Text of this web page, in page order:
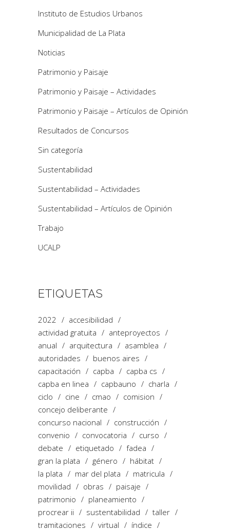
Instituto de Estudios Urbanos
Municipalidad de La Plata
Noticias
Patrimonio y Paisaje
Patrimonio y Paisaje – Actividades
Patrimonio y Paisaje – Artículos de Opinión
Resultados de Concursos
Sin categoría
Sustentabilidad
Sustentabilidad – Actividades
Sustentabilidad – Artículos de Opinión
Trabajo
UCALP
ETIQUETAS
2022
accesibilidad
actividad gratuita
anteproyectos
anual
arquitectura
asamblea
autoridades
buenos aires
capacitación
capba
capba cs
capba en linea
capbauno
charla
ciclo
cine cmao
comision
concejo deliberante
concurso nacional
construcción
convenio
convocatoria
curso
debate
etiquetado
fadea
gran la plata
género
hábitat
la plata
mar del plata
matricula
movilidad
obras
paisaje
patrimonio
planeamiento
procrear ii
sustentabilidad
taller
tramitaciones
virtual índice